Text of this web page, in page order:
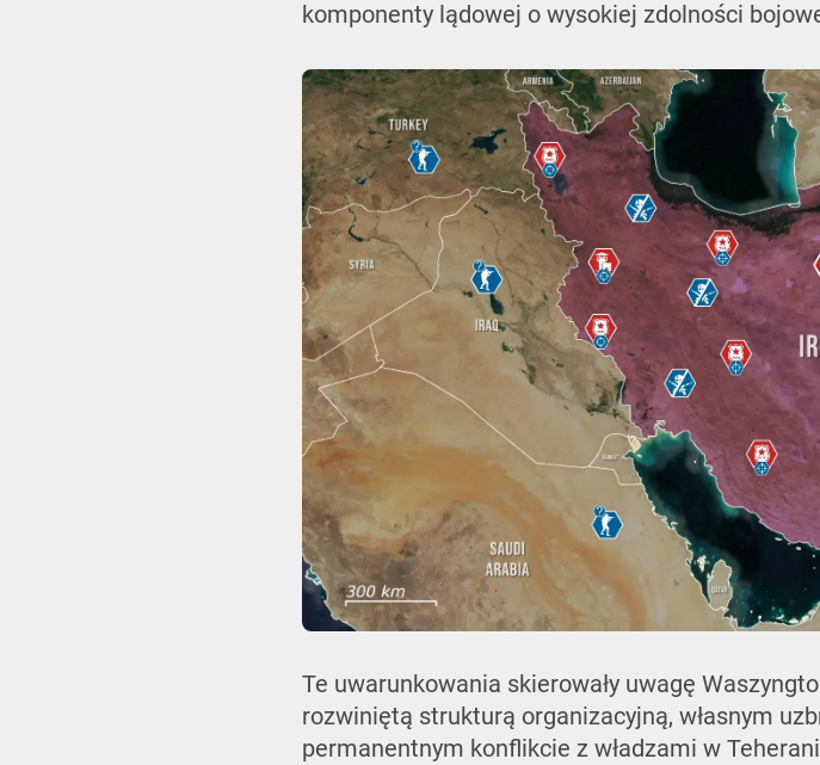
komponenty lądowej o wysokiej zdolności
Te uwarunkowania skierowały uwagę
rozwiniętą strukturą organizacyjną, własnym
permanentnym konflikcie z władzami w